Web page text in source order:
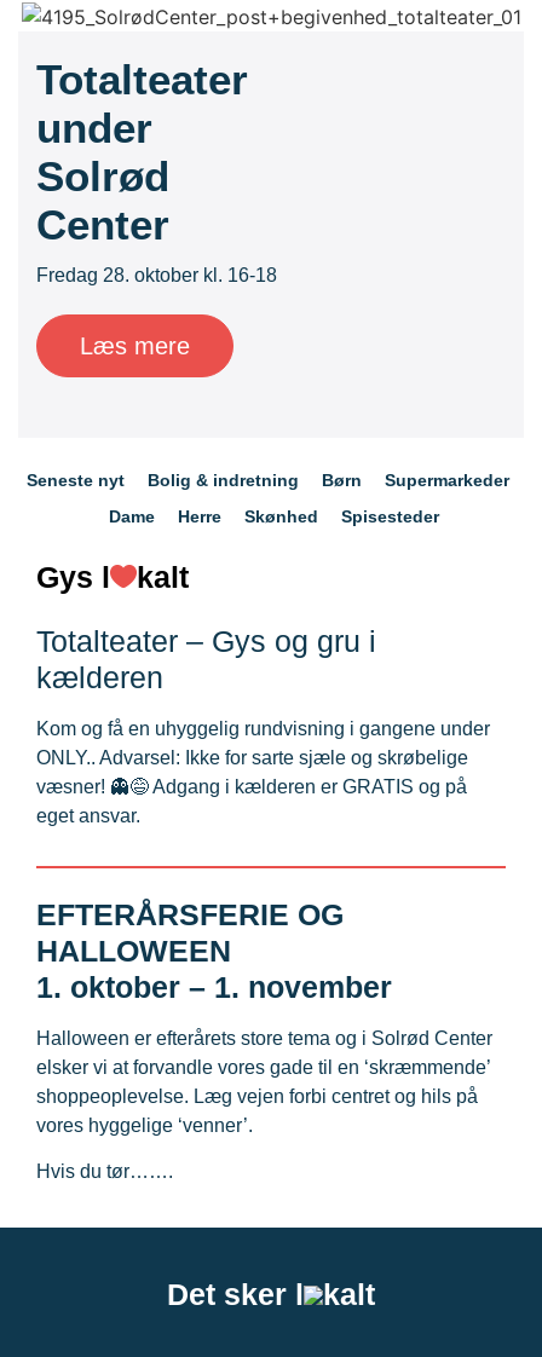
Totalteater
under
Solrød
Center
Fredag 28. oktober kl. 16-18
Læs mere
Seneste nyt Bolig & indretning Børn
Supermarkeder
Dame
Herre Skønhed Spisesteder
Gys l
kalt
Totalteater – Gys og gru i
kælderen
Kom og få en uhyggelig rundvisning i gangene under
ONLY.. Advarsel: Ikke for sarte sjæle og skrøbelige
væsner! 👻😅 Adgang i kælderen er GRATIS og på
eget ansvar.
EFTERÅRSFERIE OG
HALLOWEEN
1. oktober – 1. november
Halloween er efterårets store tema og i Solrød Center
elsker vi at forvandle vores gade til en ‘skræmmende’
shoppeoplevelse. Læg vejen forbi centret og hils på
vores hyggelige ‘venner’.
Hvis du tør…….
Det sker l kalt